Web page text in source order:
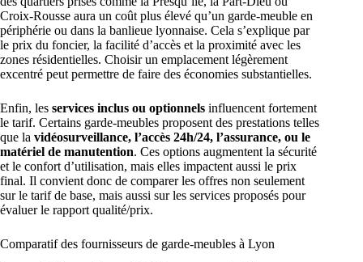
Croix-Rousse aura un coût plus élevé qu’un garde-meuble en
périphérie ou dans la banlieue lyonnaise. Cela s’explique par
le prix du foncier, la facilité d’accès et la proximité avec les
zones résidentielles. Choisir un emplacement légèrement
excentré peut permettre de faire des économies substantielles.
Enfin, les services inclus ou optionnels influencent fortement
le tarif. Certains garde-meubles proposent des prestations telles
que la vidéosurveillance, l’accès 24h/24, l’assurance, ou le
matériel de manutention. Ces options augmentent la sécurité
et le confort d’utilisation, mais elles impactent aussi le prix
final. Il convient donc de comparer les offres non seulement
sur le tarif de base, mais aussi sur les services proposés pour
évaluer le rapport qualité/prix.
Comparatif des fournisseurs de garde-meubles à Lyon